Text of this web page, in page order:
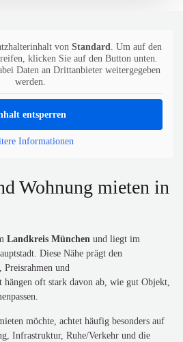
von Standard. Um auf den
klicken Sie auf den Button unten.
Daten an Drittanbieter weitergegeben
werden.
entsperren
Informationen
Wohnung mieten in
Landkreis München und liegt im
Diese Nähe prägt den
und
hängen oft stark davon ab, wie gut Objekt,
möchte, achtet häufig besonders auf
Infrastruktur, Ruhe/Verkehr und die